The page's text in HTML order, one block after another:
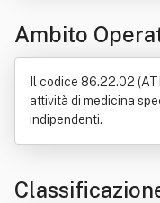
Servizio
Ambito
Il codice 86.22.02
attività di medicina
indipendenti.